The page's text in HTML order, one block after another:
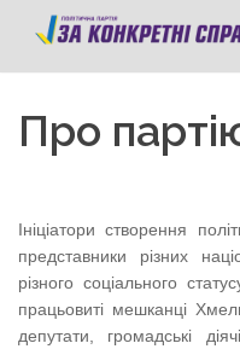
Про
Ініціатори створення
представники різних
різного соціального
працьовиті мешканці
депутати, громадські